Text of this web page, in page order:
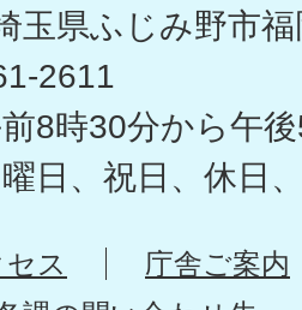
玉県ふじみ野市
2611
8時30分から午
曜日、祝日、休日
ス
庁舎ご案内